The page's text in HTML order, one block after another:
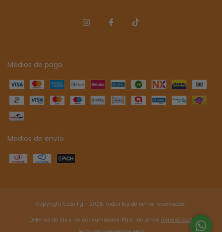
Medios de pago
Medios de envío
Copyright Gezellig - 2026. Todos los derechos reservados.
Defensa de las y los consumidores. Para reclamos ingresá acá.